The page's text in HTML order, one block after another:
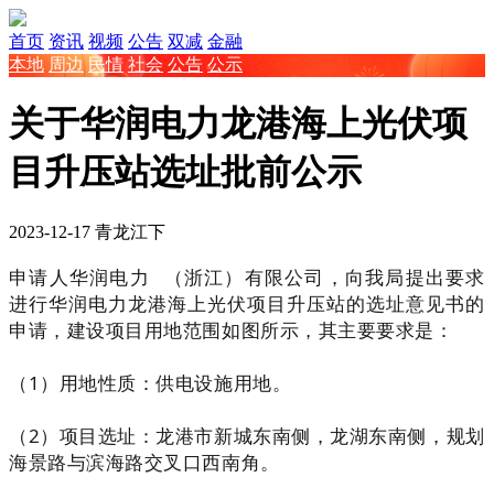
首页 资讯 视频 公告 双减 金融
本地 周边 民情 社会 公告 公示
关于华润电力龙港海上光伏项
目升压站选址批前公示
2023-12-17 青龙江下
申请人 华润电力 （浙江）有限公司，向我局提出要求
进行华润电力龙港海上光伏项目升压站的选址意见书的
申请，建设项目用地范围如图所示，其主要要求是：
（1）用地性质：供电设施用地。
（2）项目选址：龙港市新城东南侧，龙湖东南侧，规划
海景路与滨海路交叉口西南角。